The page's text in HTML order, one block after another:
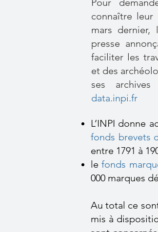
Pour
connaître leur
mars dernier,
presse
faciliter les
et des
ses
data.inpi.fr
L’INPI donne
fonds brevets
entre 1791 à
lefonds
000 marques
Au total ce
mis à